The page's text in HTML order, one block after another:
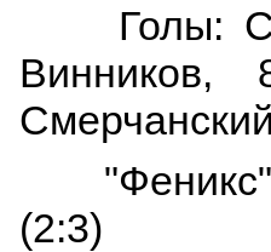
Голы: С.
"Феникс"
(2:3)